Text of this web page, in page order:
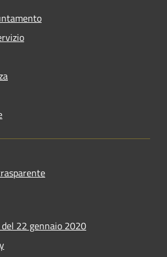
22 gennaio 2020